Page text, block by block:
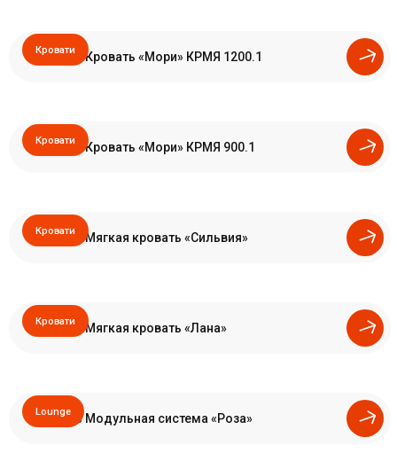
Кровати Кровать «Мори» КРМЯ 1200.1
Кровати Кровать «Мори» КРМЯ 900.1
Кровати Мягкая кровать «Сильвия»
Кровати Мягкая кровать «Лана»
Lounge Модульная система «Роза»